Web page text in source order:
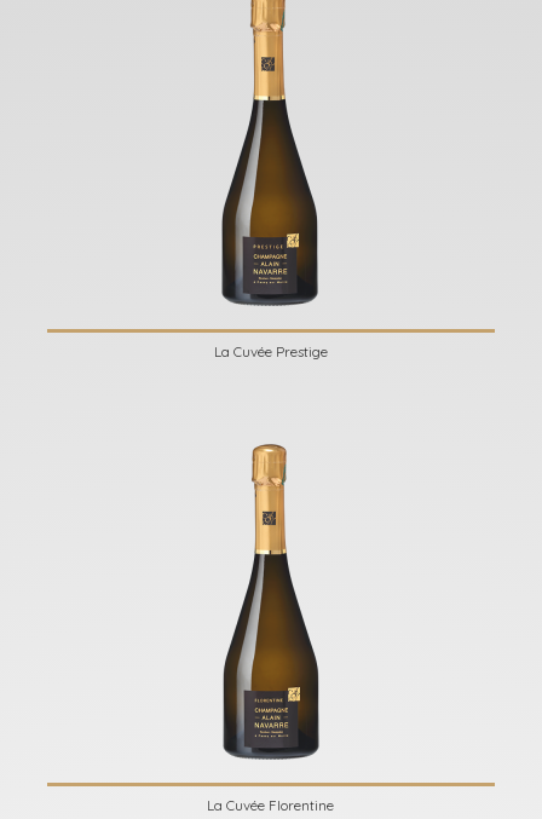
La Cuvée Prestige
La Cuvée Florentine